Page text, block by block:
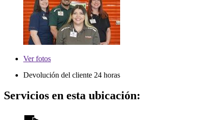
Verfotos
Devolución del cliente 24 horas
Servicios en esta ubicación: